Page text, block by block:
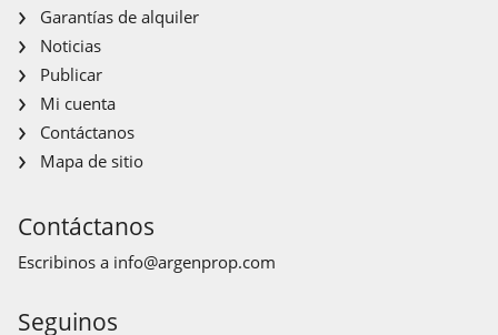
Garantías de alquiler
Noticias
Publicar
Mi cuenta
Contáctanos
Mapa de sitio
Contáctanos
Escribinos a info@argenprop.com
Seguinos